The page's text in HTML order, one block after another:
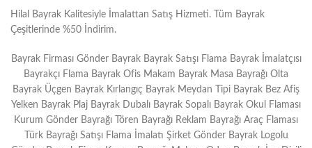
Hilal Bayrak Kalitesiyle İmalattan Satış Hizmeti. Tüm Bayrak
Çeşitlerinde %50 İndirim.
Bayrak Firması Gönder Bayrak Bayrak Satışı Flama Bayrak İmalatçısı
Bayrakçı Flama Bayrak Ofis Makam Bayrak Masa Bayrağı Olta
Bayrak Üçgen Bayrak Kırlangıç Bayrak Meydan Tipi Bayrak Bez Afiş
Yelken Bayrak Plaj Bayrak Dubalı Bayrak Sopalı Bayrak Okul Flaması
Kurum Gönder Bayrağı Tören Bayrağı Reklam Bayrağı Araç Flaması
Türk Bayrağı Satışı Flama İmalatı Şirket Gönder Bayrak Logolu